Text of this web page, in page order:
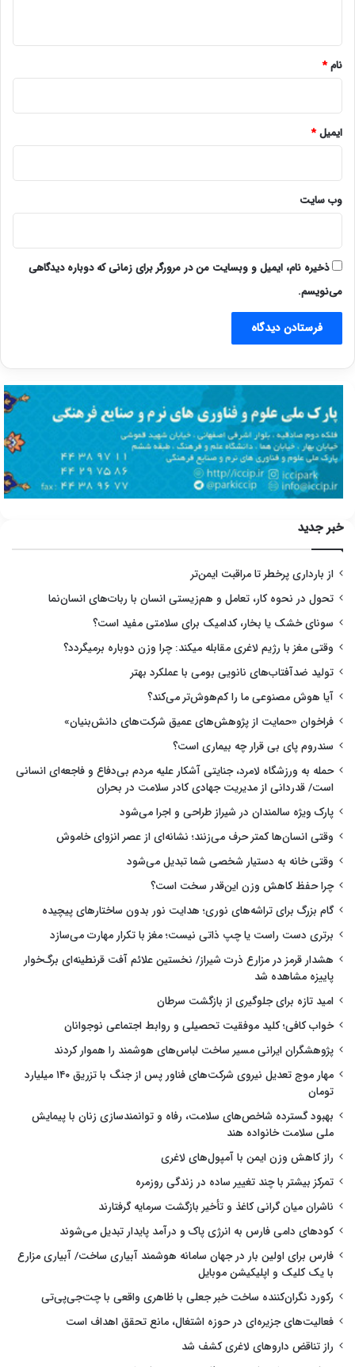
نام*
ایمیل*
وب‌ سایت
ذخیره نام، ایمیل و وبسایت من در مرورگر برای زمانی که دوباره دیدگاهی
می‌نویسم.
خبر جدید
از بارداری پرخطر تا مراقبت ایمن‌تر
تحول در نحوه کار، تعامل و هم‌زیستی انسان با ربات‌های انسان‌نما
سونای خشک یا بخار، کدامیک برای سلامتی مفید است؟
وقتی مغز با رژیم لاغری مقابله میکند: چرا وزن دوباره برمیگردد؟
تولید ضدآفتاب‌های نانویی بومی با عملکرد بهتر
آیا هوش مصنوعی ما را کم‌هوش‌تر می‌کند؟
فراخوان «حمایت از پژوهش‌های عمیق شرکت‌های دانش‌بنیان»
سندروم پای بی قرار چه بیماری است؟
حمله به ورزشگاه لامرد، جنایتی آشکار علیه مردم بی‌دفاع و فاجعه‌ای انسانی
است/ قدردانی از مدیریت جهادی کادر سلامت در بحران
پارک ویژه سالمندان در شیراز طراحی و اجرا می‌شود
وقتی انسان‌ها کمتر حرف می‌زنند؛ نشانه‌ای از عصر انزوای خاموش
وقتی خانه به دستیار شخصی شما تبدیل می‌شود
چرا حفظ کاهش وزن این‌قدر سخت است؟
گام بزرگ برای تراشه‌های نوری؛ هدایت نور بدون ساختارهای پیچیده
برتری دست راست یا چپ ذاتی نیست؛ مغز با تکرار مهارت می‌سازد
هشدار قرمز در مزارع ذرت شیراز/ نخستین علائم آفت قرنطینه‌ای برگ‌خوار
پاییزه مشاهده شد
امید تازه برای جلوگیری از بازگشت سرطان
خواب کافی؛ کلید موفقیت تحصیلی و روابط اجتماعی نوجوانان
پژوهشگران ایرانی مسیر ساخت لباس‌های هوشمند را هموار کردند
مهار موج تعدیل نیروی شرکت‌های فناور پس از جنگ با تزریق ۱۴۰ میلیارد
تومان
بهبود گسترده شاخص‌های سلامت، رفاه و توانمندسازی زنان با پیمایش
ملی سلامت خانواده هند
راز کاهش وزن ایمن با آمپول‌های لاغری
تمرکز بیشتر با چند تغییر ساده در زندگی روزمره
ناشران میان گرانی کاغذ و تأخیر بازگشت سرمایه گرفتارند
کودهای دامی فارس به انرژی پاک و درآمد پایدار تبدیل می‌شوند
فارس برای اولین بار در جهان سامانه هوشمند آبیاری ساخت/ آبیاری مزارع
با یک کلیک و اپلیکیشن موبایل
رکورد نگران‌کننده ساخت خبر جعلی با ظاهری واقعی با چت‌جی‌پی‌تی
فعالیت‌های جزیره‌ای در حوزه اشتغال، مانع تحقق اهداف است
راز تناقض داروهای لاغری کشف شد